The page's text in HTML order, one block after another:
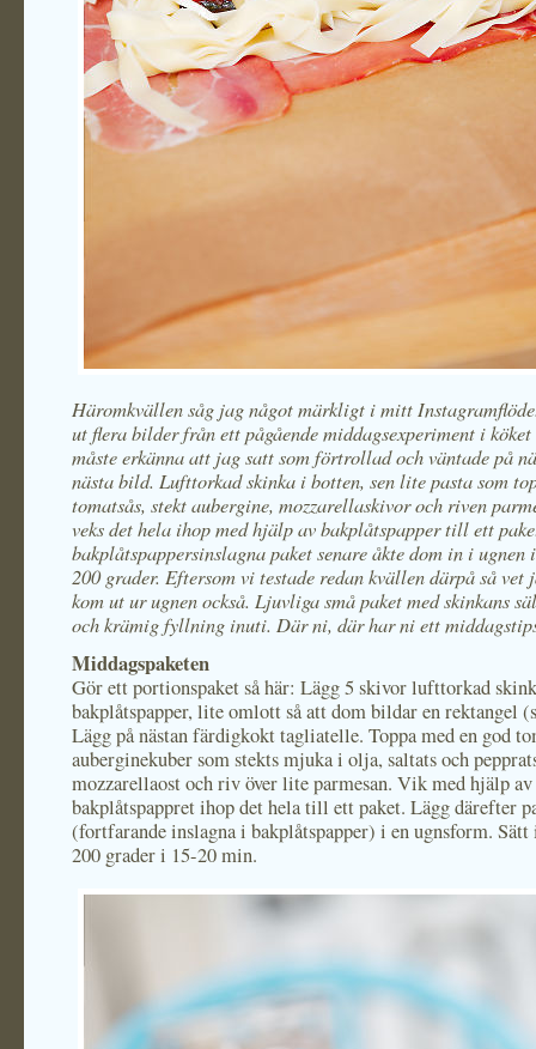
Häromkvällen såg jag något märkligt i mitt
ut flera bilder från ett pågående middagsexperiment i
måste erkänna att jag satt som förtrollad och väntade på
nästa bild. Lufttorkad skinka i botten, sen lite pasta som
tomatsås, stekt aubergine, mozzarellaskivor och riven
veks det hela ihop med hjälp av bakplåtspapper till ett
bakplåtspappersinslagna paket senare åkte dom in i
200 grader. Eftersom vi testade redan kvällen därpå så vet
kom ut ur ugnen också. Ljuvliga små paket med skinkans
och krämig fyllning inuti. Där ni, där har ni ett
Middagspaketen
Gör ett portionspaket så här: Lägg 5 skivor lufttorkad
bakplåtspapper, lite omlott så att dom bildar en rektangel
Lägg på nästan färdigkokt tagliatelle. Toppa med en god
auberginekuber som stekts mjuka i olja, saltats och
mozzarellaost och riv över lite parmesan. Vik med hjälp av
bakplåtspappret ihop det hela till ett paket. Lägg därefter
(fortfarande inslagna i bakplåtspapper) i en ugnsform.
200 grader i 15-20 min.